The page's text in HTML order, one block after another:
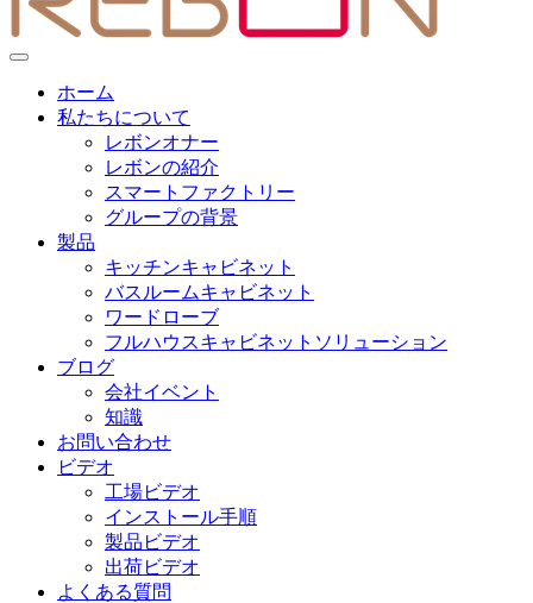
ホーム
私たちについて
レボンオナー
レボンの紹介
スマートファクトリー
グループの背景
製品
キッチンキャビネット
バスルームキャビネット
ワードローブ
フルハウスキャビネットソリューション
ブログ
会社イベント
知識
お問い合わせ
ビデオ
工場ビデオ
インストール手順
製品ビデオ
出荷ビデオ
よくある質問